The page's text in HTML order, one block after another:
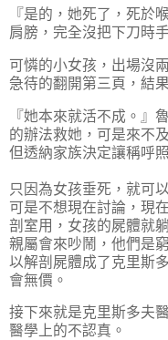
『是的，她死了，死
肩膀，完全沒把下刀時
可憐的小女孩，出場沒
急待的翻開第三頁，結
『她本來就活不成。』
的辦法救她，可是來不
但透納家族決定讓稱呼
只因為女孩垂死，就可
可是不想現在討論，現
剖室用，女孩的屍體就
親屬會來吵鬧，他們是
以解剖屍體成了克里斯
會無價。
接下來就是克里斯多夫
醫學上的不認真。